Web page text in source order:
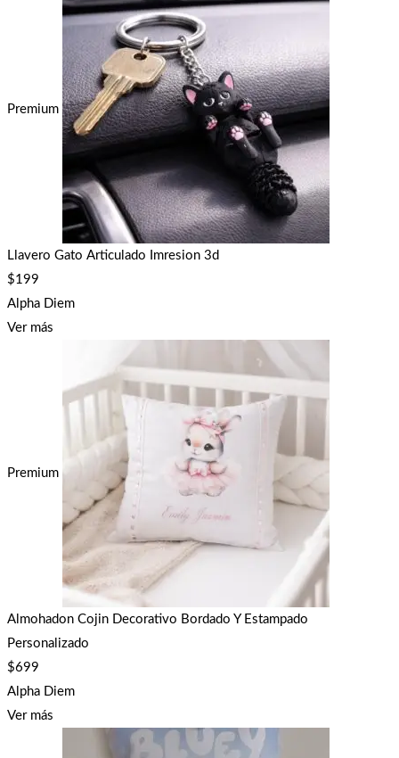
Premium
Llavero Gato Articulado Imresion 3d
$199
Alpha Diem
Ver más
Premium
Almohadon Cojin Decorativo Bordado Y Estampado
Personalizado
$699
Alpha Diem
Ver más